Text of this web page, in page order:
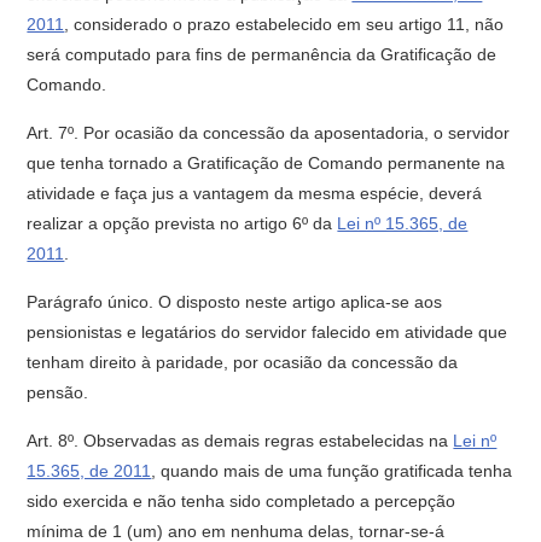
2011
, considerado o prazo estabelecido em seu artigo 11, não
será computado para fins de permanência da Gratificação de
Comando.
Art. 7º. Por ocasião da concessão da aposentadoria, o servidor
que tenha tornado a Gratificação de Comando permanente na
atividade e faça jus a vantagem da mesma espécie, deverá
realizar a opção prevista no artigo 6º da Lei nº 15.365, de
2011
Parágrafo único. O disposto neste artigo aplica-se aos
pensionistas e legatários do servidor falecido em atividade que
tenham direito à paridade, por ocasião da concessão da
pensão.
Art. 8º. Observadas as demais regras estabelecidas na Lei nº
15.365, de 2011
, quando mais de uma função gratificada tenha
sido exercida e não tenha sido completado a percepção
mínima de 1 (um) ano em nenhuma delas, tornar-se-á